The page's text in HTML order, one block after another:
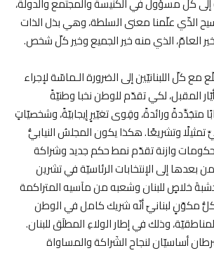
الذّي علّمنا معنى السلطة، وهي بذل الذات
العامّ، الذي منه خير الجميع وخير كلّ شخص.
كلّ اللبنانيّين إلى الضرورة الـماسّة لإجراء
أيّار المقبل، لكي تقدّم للوطن نخبا وطنيّةً
متجَدِّدةً ورائدةً، وقِوى تغيّيرٍ إيجابيّةً، وشخصيّاتٍ
تمثيلًا وتشريعًا. هكذا يكون المجلسُ النيابيُّ
حكومات وازنة تقدّم نمط حكم جديد وشراكة
بعدها إلى الإنتخابات الرئاسيّة في تشرين
خلاصٍ للبنان وشعبه من مآسيه المتراكمة
مكوّنٍ لبنانيّ أنّه شريك كامل في الوطن
وذلك في إطار الولاءِ المطلَق للبنان.
أساسيّان لنجاح الشَراكة والمساواة